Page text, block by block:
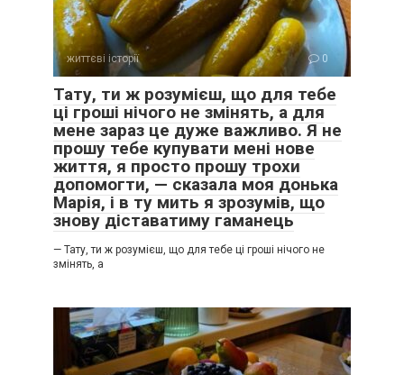
життєві історії 0
Тату, ти ж розумієш, що для тебе
ці гроші нічого не змінять, а для
мене зараз це дуже важливо. Я не
прошу тебе купувати мені нове
життя, я просто прошу трохи
допомогти, — сказала моя донька
Марія, і в ту мить я зрозумів, що
знову діставатиму гаманець
— Тату, ти ж розумієш, що для тебе ці гроші нічого не
змінять, а